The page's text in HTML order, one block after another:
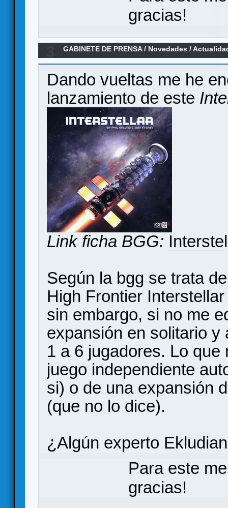
gracias!
GABINETE DE PRENSA/ Novedades /
Dando vueltas me he
lanzamiento de este
Link ficha BGG:
Según la bgg se trata
High Frontier
sin embargo, si no me
expansión en solitario y
1 a 6 jugadores. Lo
juego independiente
si) o de una expansión
(que no lo dice).
¿Algún experto
Para este
gracias!